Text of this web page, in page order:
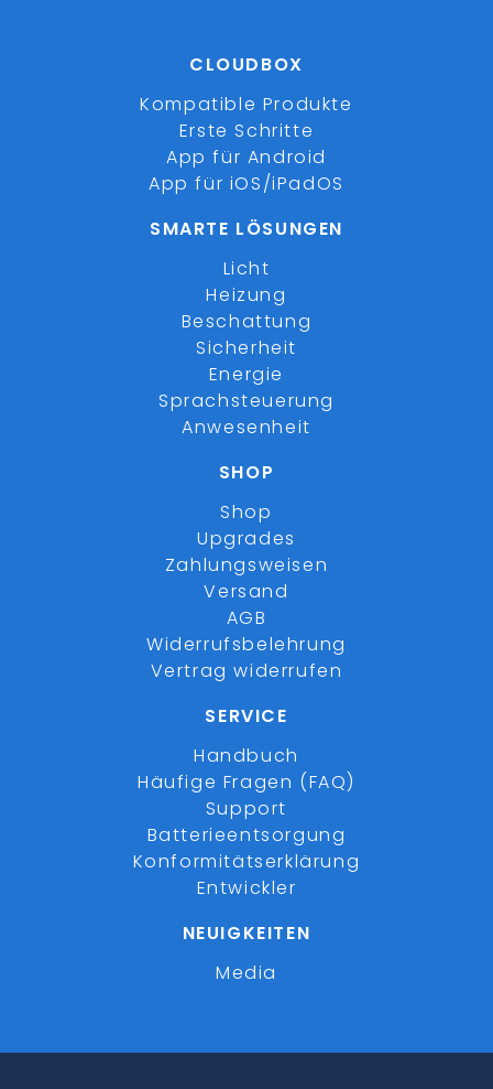
CLOUDBOX
Kompatible Produkte
Erste Schritte
App für Android
App für iOS/iPadOS
SMARTE LÖSUNGEN
Licht
Heizung
Beschattung
Sicherheit
Energie
Sprachsteuerung
Anwesenheit
SHOP
Shop
Upgrades
Zahlungsweisen
Versand
AGB
Widerrufsbelehrung
Vertrag widerrufen
SERVICE
Handbuch
Häufige Fragen (FAQ)
Support
Batterieentsorgung
Konformitätserklärung
Entwickler
NEUIGKEITEN
Media